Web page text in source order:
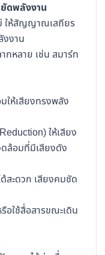
ดพลังงาน
ให้สัญญาณเสถียร
งงาน
หลาย เช่น สมาร์ท
ให้เสียงทรงพลัง
ให้เสียง
ล้อมที่มีเสียงดัง
สะดวก เสียงคมชัด
อใช้สื่อสารขณะเดิน